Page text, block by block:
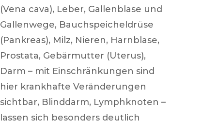
(Vena cava), Leber, Gallenblase und
Gallenwege, Bauchspeicheldrüse
(Pankreas), Milz, Nieren, Harnblase,
Prostata, Gebärmutter (Uterus),
Darm – mit Einschränkungen sind
hier krankhafte Veränderungen
sichtbar, Blinddarm, Lymphknoten –
lassen sich besonders deutlich